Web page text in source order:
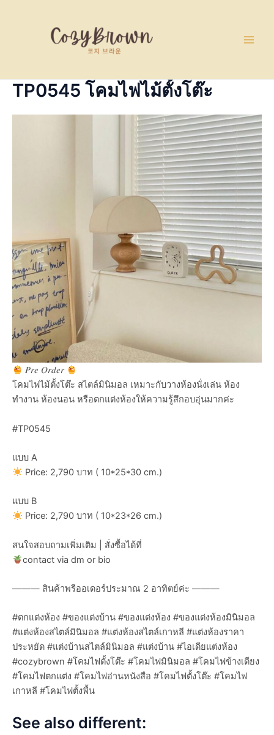
TP0545 โคมไฟไม้ตั้งโต๊ะ
𝑃𝑟𝑒 𝑂𝑟𝑑𝑒𝑟
โคมไฟไม้ตั้งโต๊ะ สไตล์มินิมอล เหมาะกับวางห้องนั่งเล่น ห้อง
ทำงาน ห้องนอน หรือตกแต่งห้องให้ความรู้สึกอบอุ่นมากค่ะ
#TP0545
แบบ A
Price: 2,790 บาท ( 10*25*30 cm.)
แบบ B
Price: 2,790 บาท ( 10*23*26 cm.)
สนใจสอบถามเพิ่มเติม | สั่งซื้อได้ที่
contact via dm or bio
——— สินค้าพรีออเดอร์ประมาณ 2 อาทิตย์ค่ะ ———
#ตกแต่งห้อง #ของแต่งบ้าน #ของแต่งห้อง #ของแต่งห้องมินิมอล
#แต่งห้องสไตล์มินิมอล #แต่งห้องสไตล์เกาหลี #แต่งห้องราคา
ประหยัด #แต่งบ้านสไตล์มินิมอล #แต่งบ้าน #ไอเดียแต่งห้อง
#cozybrown #โคมไฟตั้งโต๊ะ #โคมไฟมินิมอล #โคมไฟข้างเตียง
#โคมไฟตกแต่ง #โคมไฟอ่านหนังสือ #โคมไฟตั้งโต๊ะ #โคมไฟ
เกาหลี #โคมไฟตั้งพื้น
See also different: